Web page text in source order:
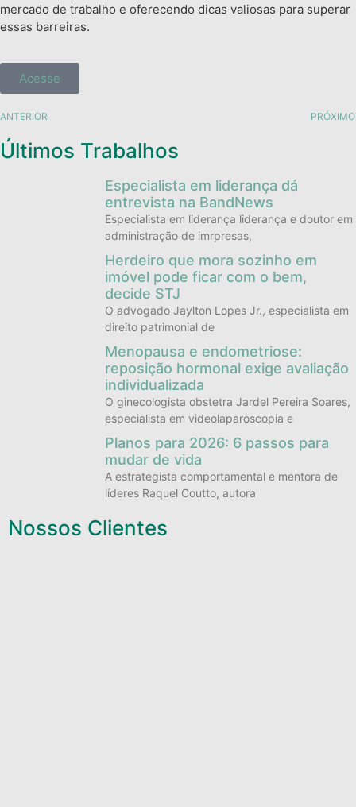
mercado de trabalho e oferecendo dicas valiosas para superar
essas barreiras.
Acesse
ANTERIOR PRÓXIMO
Últimos Trabalhos
Especialista em liderança dá
entrevista na BandNews
Especialista em liderança liderança e doutor em
administração de imrpresas,
Herdeiro que mora sozinho em
imóvel pode ficar com o bem,
decide STJ
O advogado Jaylton Lopes Jr., especialista em
direito patrimonial de
Menopausa e endometriose:
reposição hormonal exige avaliação
individualizada
O ginecologista obstetra Jardel Pereira Soares,
especialista em videolaparoscopia e
Planos para 2026: 6 passos para
mudar de vida
A estrategista comportamental e mentora de
líderes Raquel Coutto, autora
Nossos Clientes